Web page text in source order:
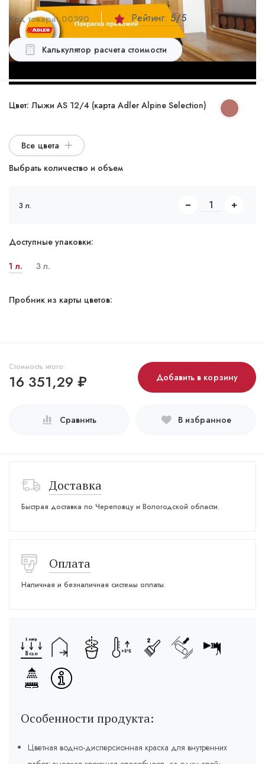
Код товара:00390 Рейтинг: 5/5
Калькулятор расчета стоимости
Цвет: Лыжи AS 12/4 (карта Adler Alpine Selection)
Все цвета
Выбрать количество и объем
3 л.
Доступные упаковки:
1 л. 3 л.
Пробник из карты цветов:
Стоимость итого:
16 351,29 ₽ Добавить в корзину
Сравнить В избранное
Доставка
Быстрая доставка по Череповцу и Вологодской области.
Оплата
Наличная и безналичная системы оплаты.
Особенности продукта:
Цветная водно-дисперсионная краска для внутренних